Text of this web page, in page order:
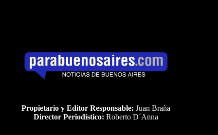
Propietario y Editor Responsable: Juan Braña
Director Periodístico: Roberto D´Anna